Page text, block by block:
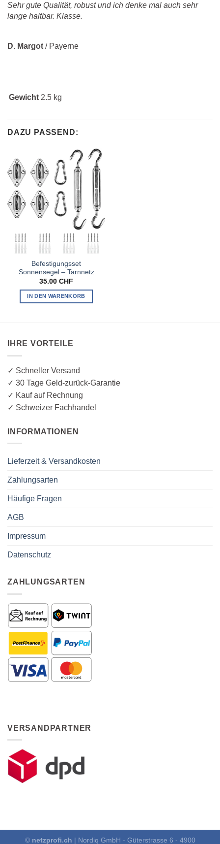
Sehr gute Qualität, robust und ich denke mal auch sehr
lange haltbar. Klasse.
D. Margot / Payerne
Gewicht 2.5 kg
DAZU PASSEND:
Befestigungsset
Sonnensegel – Tarnnetz
35.00 CHF
IN DEN WARENKORB
IHRE VORTEILE
✓ Schneller Versand
✓ 30 Tage Geld-zurück-Garantie
✓ Kauf auf Rechnung
✓ Schweizer Fachhandel
INFORMATIONEN
Lieferzeit & Versandkosten
Zahlungsarten
Häufige Fragen
AGB
Impressum
Datenschutz
ZAHLUNGSARTEN
VERSANDPARTNER
© netzprofi.ch | Nordiq GmbH - Güterstrasse 6 - 4900